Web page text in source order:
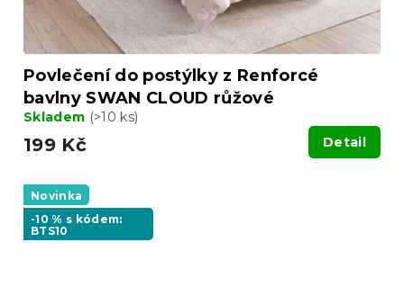
Povlečení do postýlky z Renforcé
bavlny SWAN CLOUD růžové
Skladem (>10 ks)
199 Kč Detail
Novinka
-10 % s kódem:
BTS10